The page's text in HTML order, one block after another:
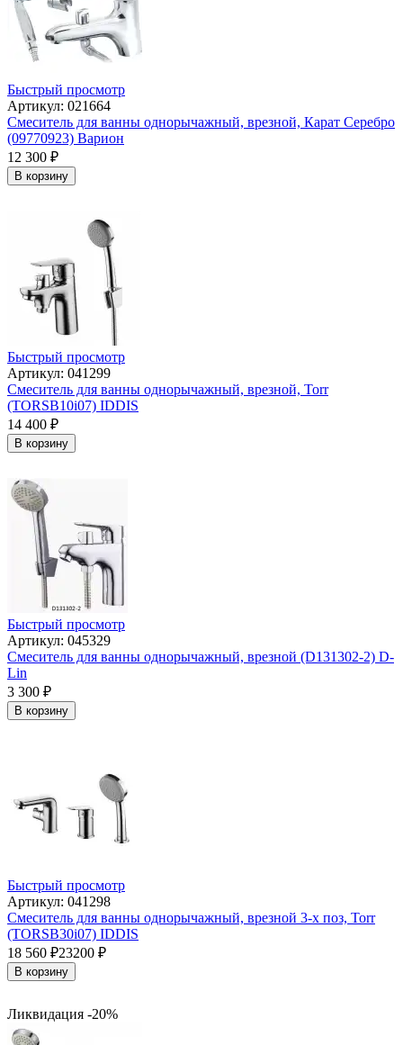
Быстрый просмотр
Артикул: 021664
Смеситель для ванны однорычажный, врезной, Карат Серебро
(09770923) Варион
12 300 ₽
В корзину
Быстрый просмотр
Артикул: 041299
Смеситель для ванны однорычажный, врезной, Torr
(TORSB10i07) IDDIS
14 400 ₽
В корзину
Быстрый просмотр
Артикул: 045329
Смеситель для ванны однорычажный, врезной (D131302-2) D-
Lin
3 300 ₽
В корзину
Быстрый просмотр
Артикул: 041298
Смеситель для ванны однорычажный, врезной 3-х поз, Torr
(TORSB30i07) IDDIS
18 560 ₽23200 ₽
В корзину
Ликвидация -20%